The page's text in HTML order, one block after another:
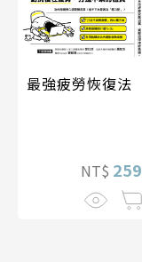
最強疲勞恢復法
NT$ 259